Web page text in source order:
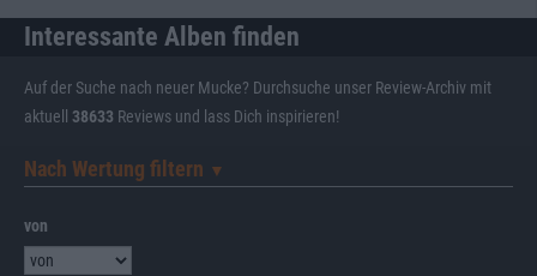
Interessante Alben finden
Auf der Suche nach neuer Mucke? Durchsuche unser Review-Archiv mit
aktuell 38633 Reviews und lass Dich inspirieren!
Nach Wertung filtern ▼︎
von